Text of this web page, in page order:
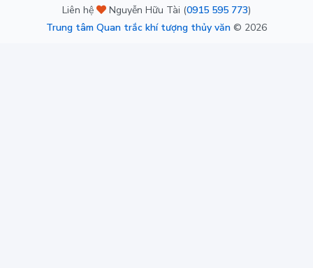
Liên hệ Nguyễn Hữu Tài (0915 595 773)
Trung tâm Quan trắc khí tượng thủy văn © 2026